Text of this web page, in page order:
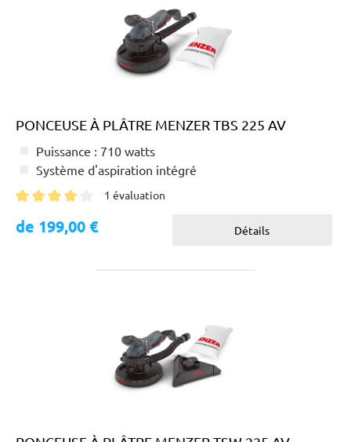
PONCEUSE À PLÂTRE MENZER TBS 225 AV
Puissance : 710 watts
Système d'aspiration intégré
1 évaluation
de 199,00 € Détails